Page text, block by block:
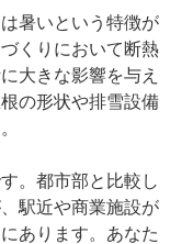
暑いという特徴が
くりにおいて断熱
大きな影響を与え
の形状や排雪設備
。都市部と比較し
駅近や商業施設が
あります。あなた